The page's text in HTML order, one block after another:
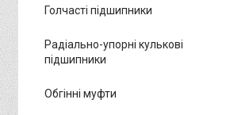
Голчасті підшипники
Радіально-упорні кулькові
підшипники
Обгінні муфти